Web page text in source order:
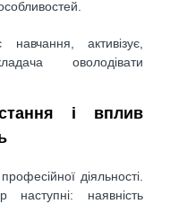
активізує,
оволодівати
і вплив
діяльності.
наступні: наявність